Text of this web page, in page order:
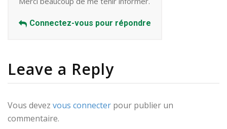
Connectez-vous pour répondre
Leave a Reply
Vous devez vous connecter pour publier un
commentaire.